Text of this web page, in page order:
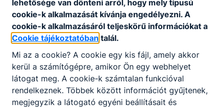
A pályázat
benyújtásának
határideje
A pályázat benyújtásának határideje: 2024.
május 6.
A pályázati kiírással kapcsolatosan további
főigazgató nyújt, a +36(70)4002704-es
telefonszámon, illetve a
foigazgato@dunaujvarosiszc.hu e-mail
címen.
lehetősége van dönteni arról, hogy mely típusú
cookie-k alkalmazását kívánja engedélyezni. A
cookie-k alkalmazásáról teljeskörű információkat a
Cookie tájékoztatóban talál.
Mi az a cookie? A cookie egy kis fájl, amely akkor
kerül a számítógépre, amikor Ön egy webhelyet
látogat meg. A cookie-k számtalan funkcióval
rendelkeznek. Többek között információt gyűjtenek,
megjegyzik a látogató egyéni beállításait és